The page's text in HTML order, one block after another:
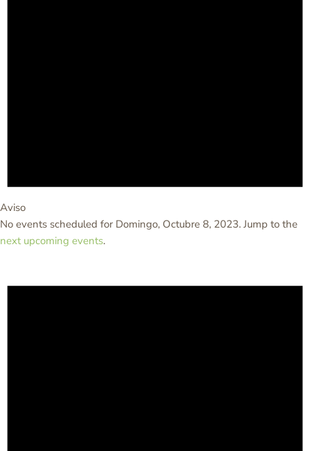
Aviso
No events scheduled for Domingo, Octubre 8, 2023. Jump to the
next upcoming events.